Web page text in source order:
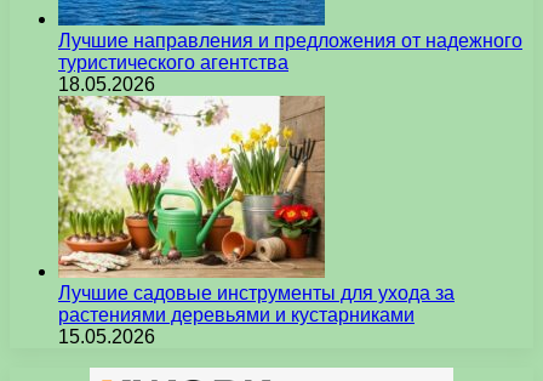
Лучшие направления и предложения от надежного
туристического агентства
18.05.2026
Лучшие садовые инструменты для ухода за
растениями деревьями и кустарниками
15.05.2026